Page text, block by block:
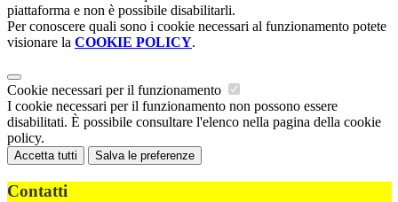
piattaforma e non è possibile disabilitarli.
Per conoscere quali sono i cookie necessari al funzionamento potete
visionare la COOKIE POLICY.
Cookie necessari per il funzionamento
I cookie necessari per il funzionamento non possono essere
disabilitati. È possibile consultare l'elenco nella pagina della cookie
policy.
Accetta tutti Salva le preferenze
Contatti